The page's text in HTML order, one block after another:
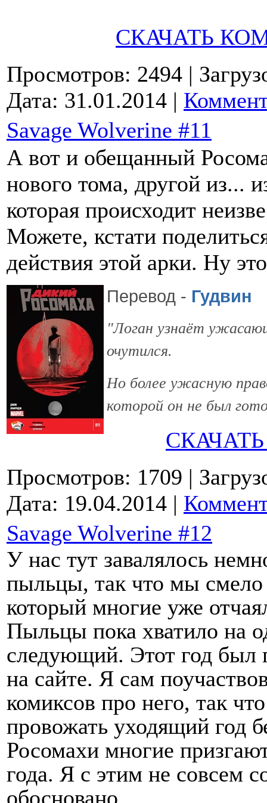
СКАЧАТЬ
Просмотров: 2494 |
Дата: 31.01.2014 |
Savage Wolverine #11
А вот и обещанный
нового тома, другой из...
которая происходит
Можете, кстати
действия этой арки. Ну
Перевод - Гудвин
"Логан узнаёт
очутился.
Но более ужасную
которой он не был
Просмотров: 1709 |
Дата: 19.04.2014 |
Savage Wolverine #12
У нас тут завалялось
пыльцы, так что мы смело
который многие уже
Пыльцы пока хватило на
следующий. Этот год был
на сайте. Я сам
комиксов про него, так
провожать уходящий год
Росомахи многие
года. Я с этим не совсем
обосновано.